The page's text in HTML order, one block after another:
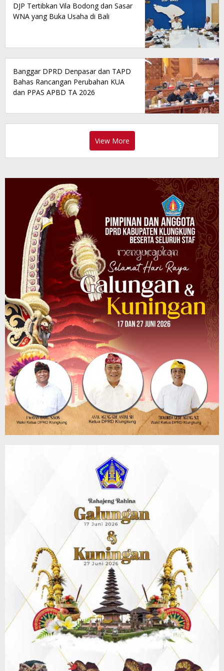
DJP Tertibkan Vila Bodong dan Sasar
WNA yang Buka Usaha di Bali
Banggar DPRD Denpasar dan TAPD
Bahas Rancangan Perubahan KUA
dan PPAS APBD TA 2026
View More